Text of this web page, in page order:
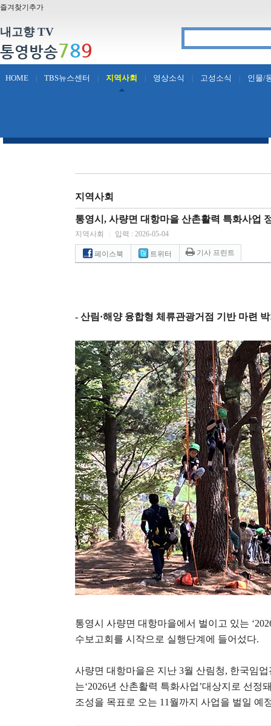
즐겨찾기추가
내고향 TV
통영방송789
HOME TBS뉴스센터 지역사회 영상소식 고성소식 인물/
지역사회
통영시, 사량면 대항마을 산촌활력 특화사업
지역사회 입력 : 2026-05-04
페이스북 트위터 기사 프린트
- 산림·해양 융합형 체류관광거점 기반 마련
통영시 사량면 대항마을에서 벌이고 있는
수보고회를 시작으로 실행단계에 들어섰다.
사량면 대항마을은 지난 3월 산림청, 한국임
는‘2026년 산촌활력 특화사업’대상지로 선정
조성을 목표로 오는 11 월까지 사업을 벌일 예